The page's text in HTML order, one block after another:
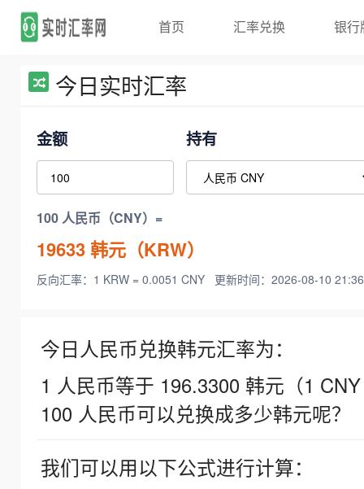
首页 汇率兑换 银行
今日实时汇率
金额 持有
100 人民币（CNY）=
19633韩元（KRW）
反向汇率：1 KRW = 0.0051 CNY 更新时间：2026-08-10
今日人民币兑换韩元汇率为：
1 人民币等于 196.3300 韩元（1
100 人民币可以兑换成多少韩元呢？
我们可以用以下公式进行计算：